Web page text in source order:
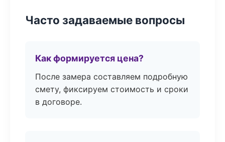
Часто задаваемые вопросы
Как формируется цена?
После замера составляем подробную
смету, фиксируем стоимость и сроки
в договоре.